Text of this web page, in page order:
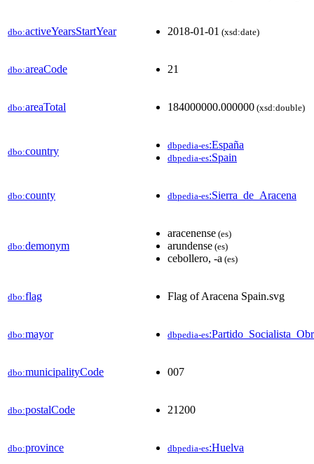
dbo:activeYearsStartYear 2018-01-01 (xsd:date)
dbo:areaCode 21
dbo:areaTotal 184000000.000000 (xsd:double)
dbo:country dbpedia-es:España
dbpedia-es:Spain
dbo:county dbpedia-es:Sierra_de_Aracena
dbo:demonym
aracenense (es)
arundense (es)
cebollero, -a (es)
dbo:flag Flag of Aracena Spain.svg
dbo:mayor dbpedia-es
dbo:municipalityCode 007
dbo:postalCode 21200
dbo:province dbpedia-es:Huelva